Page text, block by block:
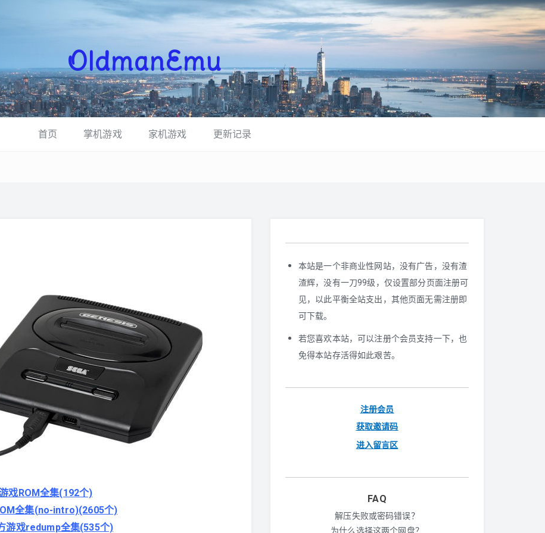
OldmanEmu
首页 掌机游戏 家机游戏 更新记录
戏ROM全集(192个)
全集(no-intro)(2605个)
游戏redump全集(535个)
本站是一个非商业性网站，没有广告，没有渣
渣辉，没有一刀99级，仅设置部分页面注册可
见，以此平衡全站支出，其他页面无需注册即
可下载。
若您喜欢本站，可以注册个会员支持一下，也
免得本站存活得如此艰苦。
注册会员
获取邀请码
进入留言区
FAQ
解压失败或密码错误？
为什么选择这两个网盘？